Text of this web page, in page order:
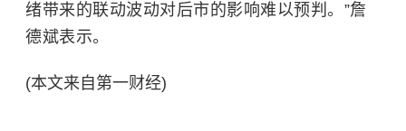
绪带来的联动波动对后市的影响难以预判。”詹
德斌表示。
(本文来自第一财经)